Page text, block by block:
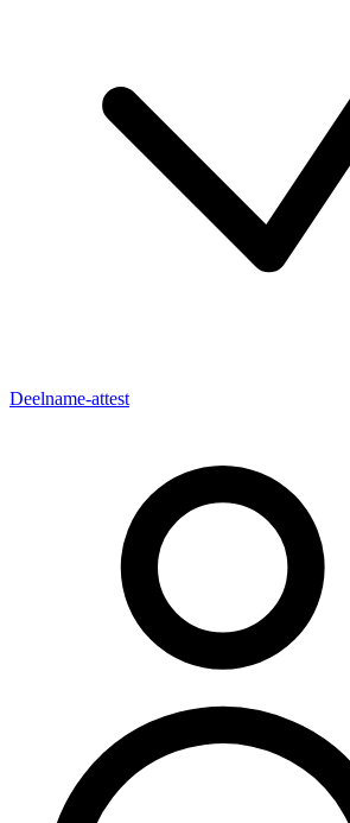
Deelname-attest